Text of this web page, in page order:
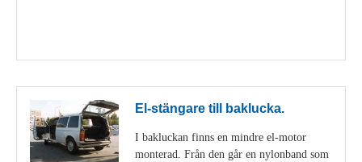
El-stängare till baklucka.
I bakluckan finns en mindre el-motor
monterad. Från den går en nylonband som